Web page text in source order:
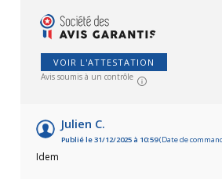
VOIR L'ATTESTATION
Avis soumis à un contrôle
Julien C.
Publié le 31/12/2025 à 10:59(Date de
Idem